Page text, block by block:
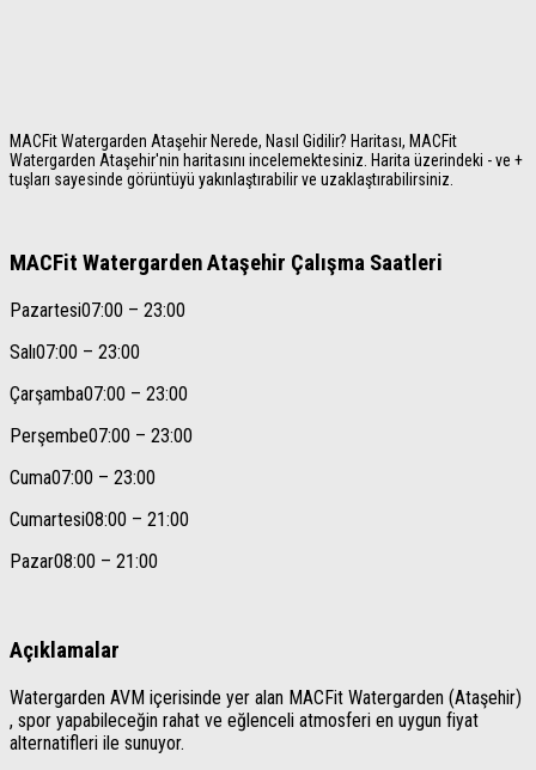
MACFit Watergarden Ataşehir Nerede, Nasıl Gidilir? Haritası, MACFit
Watergarden Ataşehir'nin haritasını incelemektesiniz. Harita üzerindeki - ve +
tuşları sayesinde görüntüyü yakınlaştırabilir ve uzaklaştırabilirsiniz.
MACFit Watergarden Ataşehir Çalışma Saatleri
Pazartesi07:00 – 23:00
Salı07:00 – 23:00
Çarşamba07:00 – 23:00
Perşembe07:00 – 23:00
Cuma07:00 – 23:00
Cumartesi08:00 – 21:00
Pazar08:00 – 21:00
Açıklamalar
Watergarden AVM içerisinde yer alan MACFit Watergarden (Ataşehir)
, spor yapabileceğin rahat ve eğlenceli atmosferi en uygun fiyat
alternatifleri ile sunuyor.